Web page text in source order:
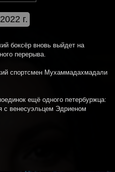
г.
боксёр вновь выйдет на
перерыва.
спортсмен Мухаммадахмадали
ещё одного петербуржца:
с венесуэльцем Эдриеном